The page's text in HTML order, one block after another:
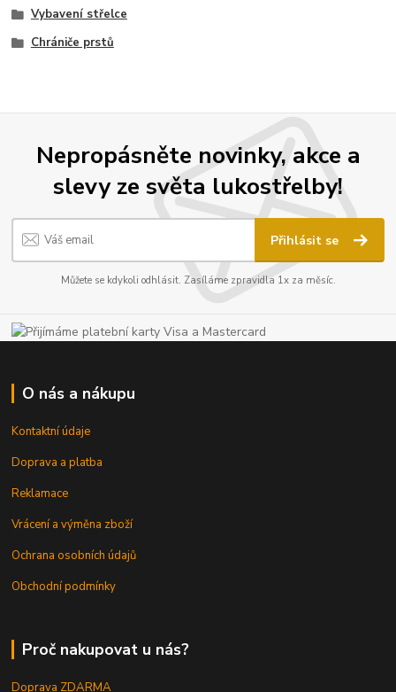
Vybavení střelce
Chrániče prstů
Nepropásněte novinky, akce a
slevy ze světa lukostřelby!
Přihlásit se
Můžete se kdykoli odhlásit. Zasíláme zpravidla 1x za měsíc.
O nás a nákupu
Kontaktní údaje
Doprava a platba
Reklamace
Vrácení a výměna zboží
Ochrana osobních údajů
Obchodní podmínky
Proč nakupovat u nás?
Doprava ZDARMA